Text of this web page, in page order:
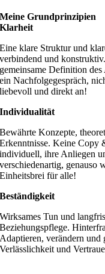
Meine Grundprinzipien
Klarheit
Eine klare Struktur und
verbindend und
gemeinsame Definition
ein Nachfolgegespräch,
liebevoll und direkt an!
Individualität
Bewährte Konzepte,
Erkenntnisse. Keine Copy
individuell, ihre Anliegen
verschiedenartig, genauso
Einheitsbrei für alle!
Beständigkeit
Wirksames Tun und
Beziehungspflege.
Adaptieren, verändern und
Verlässlichkeit und